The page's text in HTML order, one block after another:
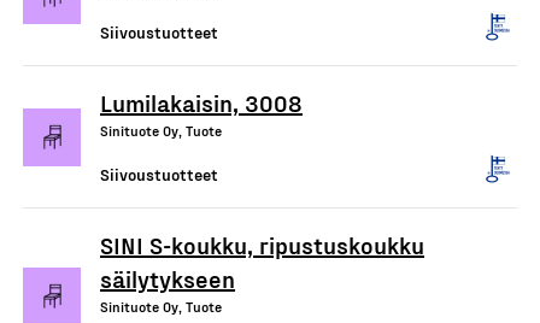
Siivoustuotteet
Lumilakaisin, 3008
Sinituote Oy, Tuote
Siivoustuotteet
SINI S-koukku, ripustuskoukku
säilytykseen
Sinituote Oy, Tuote